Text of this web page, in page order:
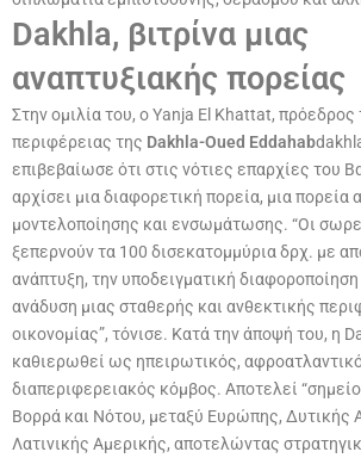
Dakhla, βιτρίνα μιας
αναπτυξιακής πορείας
Στην ομιλία του, ο Yanja El Khattat,
περιφέρειας της Dakhla-Oued Eddahab
επιβεβαίωσε ότι στις νότιες επαρχίες του
αρχίσει μια διαφορετική πορεία, μια πορεία
μοντελοποίησης και ενσωμάτωσης. “Οι
ξεπερνούν τα 100 δισεκατομμύρια δρχ. με
ανάπτυξη, την υποδειγματική
ανάδυση μιας σταθερής και ανθεκτικής
οικονομίας”, τόνισε. Κατά την άποψή του, η
καθιερωθεί ως ηπειρωτικός,
διαπεριφερειακός κόμβος. Αποτελεί
Βορρά και Νότου, μεταξύ Ευρώπης, Δυτικής
Λατινικής Αμερικής, αποτελώντας